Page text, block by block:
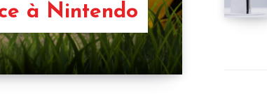
à Nintendo